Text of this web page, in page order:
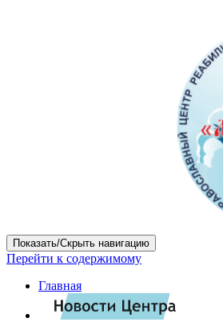
Показать/Скрыть навигацию
Перейти к содержимому
Главная